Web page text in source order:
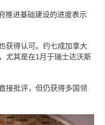
推进基础建设的进度表示
获得认可。约七成加拿大
尤其是在1月于瑞士达沃斯
接批评，但仍获得多国领